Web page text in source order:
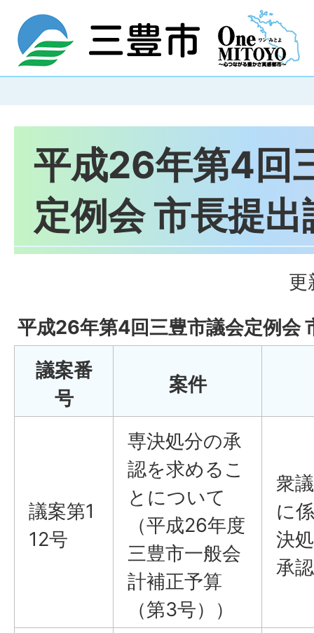
平成26年第4回
定例会 市長提出
更
平成26年第4回三豊市議会定例会
議案番
号
案件
議案第1
12号
専決処分の承
認を求めるこ
とについて
（平成26年度
三豊市一般会
計補正予算
（第3号））
衆
に
決
承